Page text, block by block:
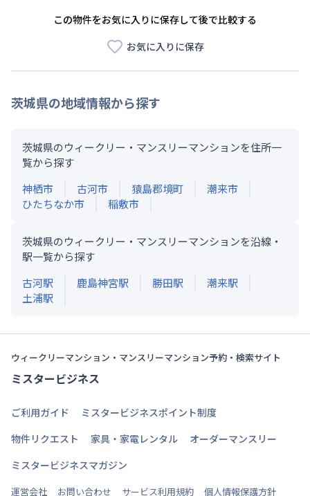
この物件をお気に入りに保存して後で比較する
お気に入りに保存
茨城県の地域情報から探す
茨城県のウィークリー・マンスリーマンションを住所一
覧から探す
神栖市
古河市 猿島郡境町
潮来市
ひたちなか市
稲敷市
茨城県のウィークリー・マンスリーマンションを沿線・
駅一覧から探す
古河駅 鹿島神宮駅 勝田駅 潮来駅
土浦駅
ウィークリーマンション・マンスリーマンション予約・検索サイト
ミスタービジネス
ご利用ガイド
ミスタービジネスポイント制度
物件リクエスト
家具・家電レンタル
オーダーマンスリー
ミスタービジネスマガジン
運営会社 お問い合わせ サービス利用規約 個人情報保護方針